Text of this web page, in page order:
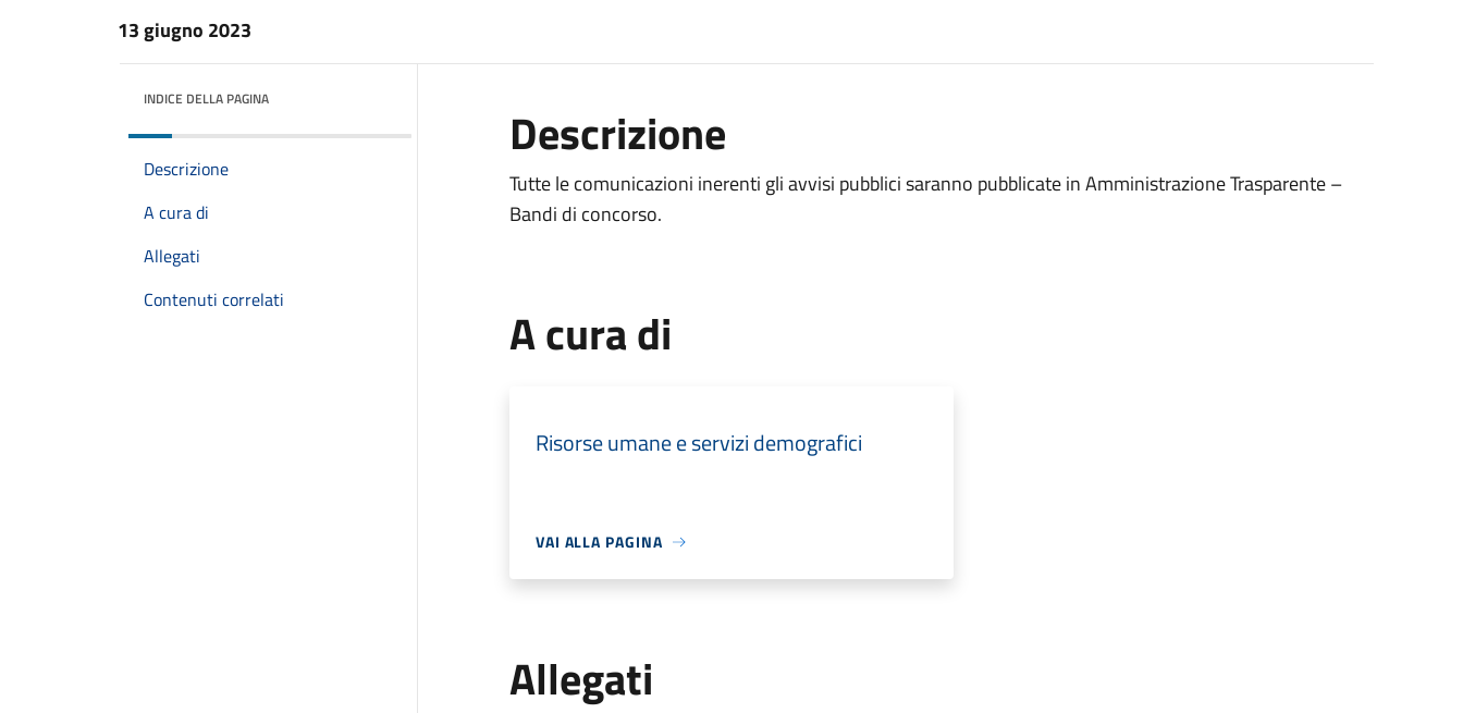
13 giugno 2023
INDICE DELLA PAGINA
Descrizione
A cura di
Allegati
Contenuti correlati
Descrizione
Tutte le comunicazioni inerenti gli avvisi pubblici saranno pubblicate in Amministrazione Trasparente –
Bandi di concorso.
A cura di
Risorse umane e servizi demografici
VAI ALLA PAGINA
Allegati